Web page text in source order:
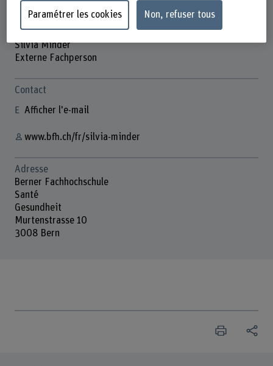
Silvia Minder
Externe Fachperson
Contact
Afficher l'e-mail
www.bfh.ch/fr/silvia-minder
Adresse
Berner Fachhochschule
Santé
Gesundheit
Murtenstrasse 10
3008 Bern
Paramétrer les cookies Non, refuser tous